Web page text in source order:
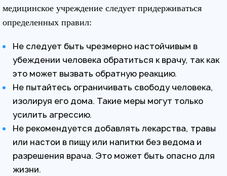
медицинское учреждение следует придерживаться
определенных правил:
Не следует быть чрезмерно настойчивым в
убеждении человека обратиться к врачу, так как
это может вызвать обратную реакцию.
Не пытайтесь ограничивать свободу человека,
изолируя его дома. Такие меры могут только
усилить агрессию.
Не рекомендуется добавлять лекарства, травы
или настои в пищу или напитки без ведома и
разрешения врача. Это может быть опасно для
жизни.